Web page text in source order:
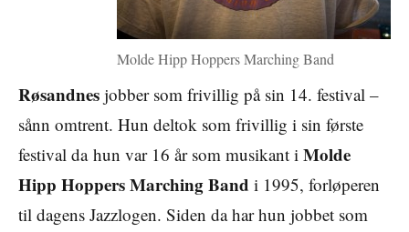
Molde Hipp Hoppers Marching Band
Røsandnes jobber som frivillig på sin 14. festival –
sånn omtrent. Hun deltok som frivillig i sin første
festival da hun var 16 år som musikant i Molde
Hipp Hoppers Marching Band i 1995, forløperen
til dagens Jazzlogen. Siden da har hun jobbet som